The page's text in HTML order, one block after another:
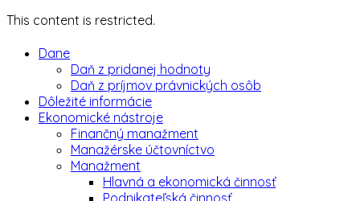
This content is restricted.
Dane
Daň z pridanej hodnoty
Daň z príjmov právnických osôb
Dôležité informácie
Ekonomické nástroje
Finančný manažment
Manažérske účtovníctvo
Manažment
Hlavná a ekonomická činnosť